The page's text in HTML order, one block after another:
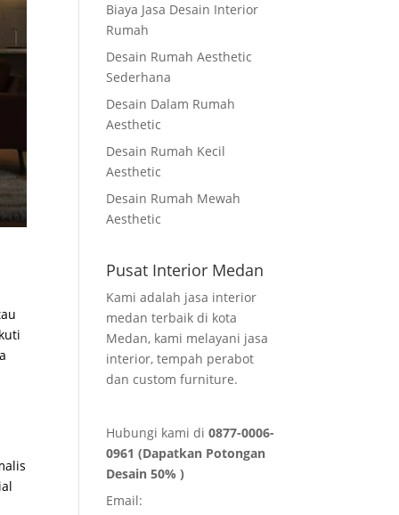
Biaya Jasa Desain Interior
Rumah
Desain Rumah Aesthetic
Sederhana
Desain Dalam Rumah
Aesthetic
Desain Rumah Kecil
Aesthetic
Desain Rumah Mewah
Aesthetic
Pusat Interior Medan
Kami adalah jasa interior
medan terbaik di kota
Medan, kami melayani jasa
interior, tempah perabot
dan custom furniture.
Hubungi kami di0877-0006-
0961 (Dapatkan Potongan
Desain 50% )
Email: